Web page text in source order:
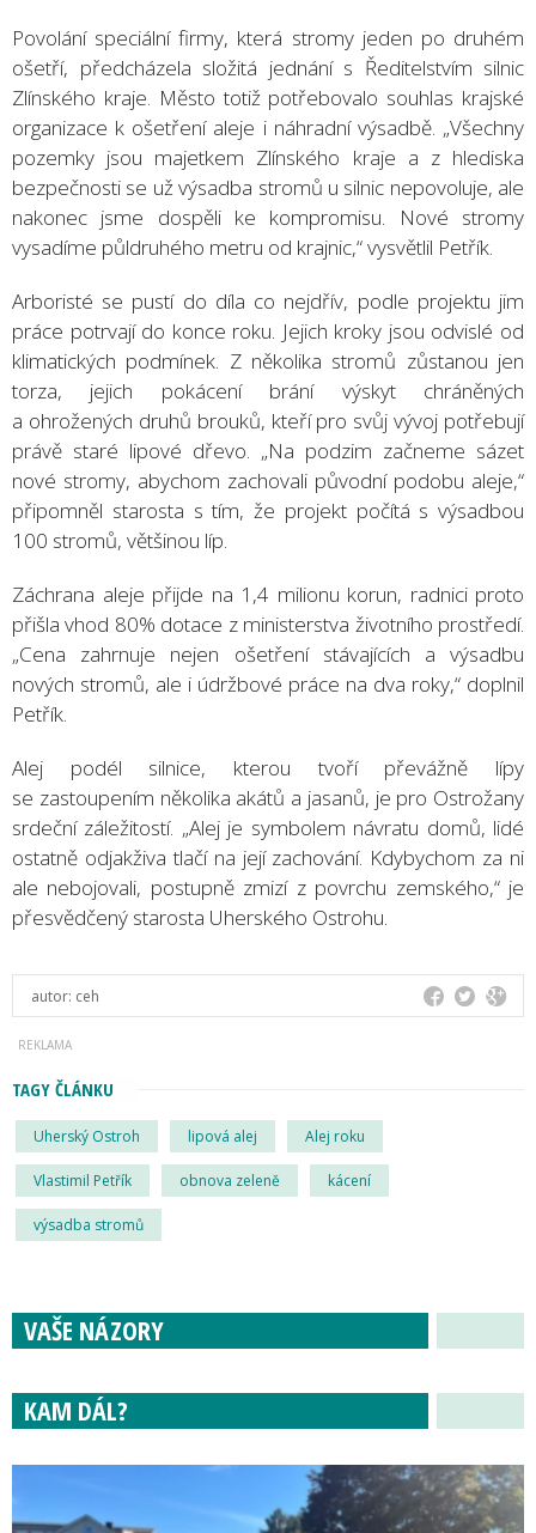
Povolání speciální firmy, která stromy jeden po druhém
ošetří, předcházela složitá jednání s Ředitelstvím silnic
Zlínského kraje. Město totiž potřebovalo souhlas krajské
organizace k ošetření aleje i náhradní výsadbě. „Všechny
pozemky jsou majetkem Zlínského kraje a z hlediska
bezpečnosti se už výsadba stromů u silnic nepovoluje, ale
nakonec jsme dospěli ke kompromisu. Nové stromy
vysadíme půldruhého metru od krajnic,“ vysvětlil Petřík.
Arboristé se pustí do díla co nejdřív, podle projektu jim
práce potrvají do konce roku. Jejich kroky jsou odvislé od
klimatických podmínek. Z několika stromů zůstanou jen
torza, jejich pokácení brání výskyt chráněných
a ohrožených druhů brouků, kteří pro svůj vývoj potřebují
právě staré lipové dřevo. „Na podzim začneme sázet
nové stromy, abychom zachovali původní podobu aleje,“
připomněl starosta s tím, že projekt počítá s výsadbou
100 stromů, většinou líp.
Záchrana aleje přijde na 1,4 milionu korun, radnici proto
přišla vhod 80% dotace z ministerstva životního prostředí.
„Cena zahrnuje nejen ošetření stávajících a výsadbu
nových stromů, ale i údržbové práce na dva roky,“ doplnil
Petřík.
Alej podél silnice, kterou tvoří převážně lípy
se zastoupením několika akátů a jasanů, je pro Ostrožany
srdeční záležitostí. „Alej je symbolem návratu domů, lidé
ostatně odjakživa tlačí na její zachování. Kdybychom za ni
ale nebojovali, postupně zmizí z povrchu zemského,“ je
přesvědčený starosta Uherského Ostrohu.
autor: ceh
TAGY ČLÁNKU
Uherský Ostroh lipová alej Alej roku
Vlastimil Petřík obnova zeleně kácení
výsadba stromů
VAŠE NÁZORY
KAM DÁL?